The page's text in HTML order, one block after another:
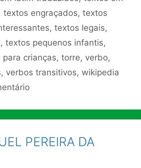
, textos engraçados, textos
, textos legais,
, textos pequenos infantis,
crianças, torre, verbo,
, verbos transitivos, wikipedia
PEREIRA DA